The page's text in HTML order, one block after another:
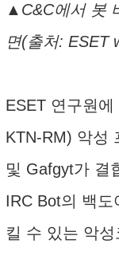
▲C&C에서 봇
면(출처: ESET
ESET 연구원
KTN-RM) 악성
및 Gafgyt가 결
IRC Bot의 백도
킬 수 있는 악